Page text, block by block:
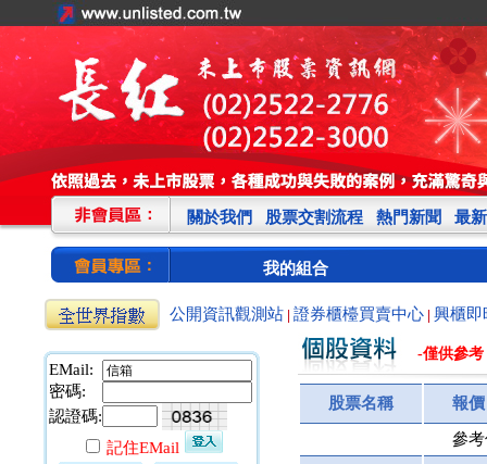
關於我們 股票交割流程 熱門新聞 最
我的組合
公開資訊觀測站 證券櫃檯買賣中心 興櫃即
EMail:
密碼:
認證碼:
記住EMail
-僅供參考
股票名稱 報
參